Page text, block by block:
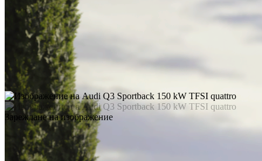
Зареждане на изображение